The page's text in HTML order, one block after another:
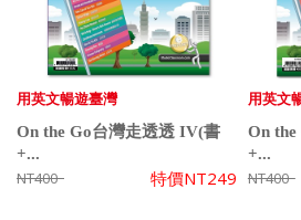
用英文暢遊臺灣
On the Go台灣走透透 IV(書
+...
NT400 特價NT249
用英文
On
+...
NT400